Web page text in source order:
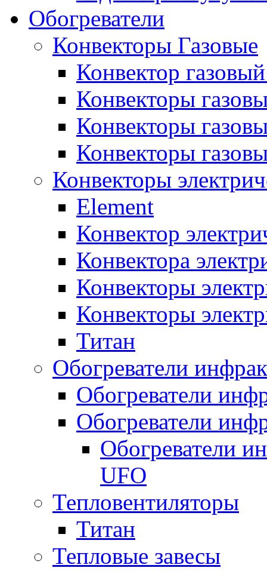
Обогреватели
Конвекторы Газовые
Конвектор
Конвекторы
Конвекторы
Конвекторы
Конвекторы
Element
Конвектор
Конвектора
Конвекторы
Конвекторы
Титан
Обогреватели
Обогреватели
Обогреватели
Обогреватели
UFO
Тепловентиляторы
Титан
Тепловые завесы